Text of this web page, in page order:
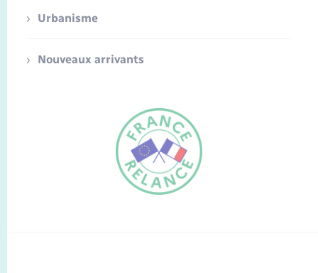
FR
Urbanisme
Nouveaux arrivants